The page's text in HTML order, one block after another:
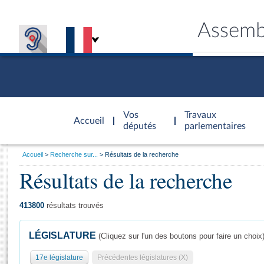
Accueil
d'accueil
Vos
députés
Travaux
parlementaires
Général
Vous
Accueil Recherche sur... Résultats de la recherche
Résultats de la recherche
413800 résultats trouvés
LÉGISLATURE (Cliquez sur l'un des boutons pour faire un choix)
17e législature Précédentes législatures (X)